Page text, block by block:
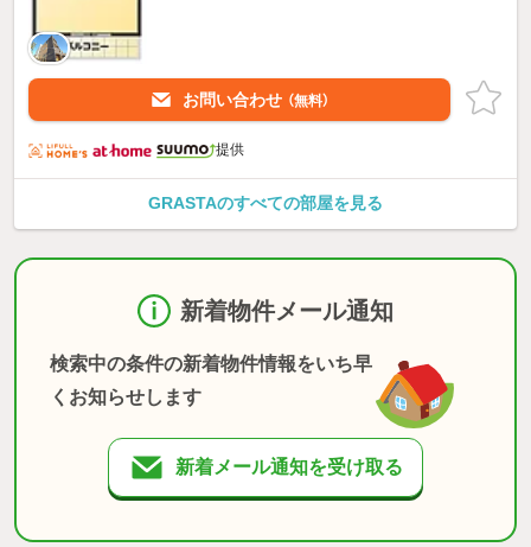
お問い合わせ （無料）
提供
GRASTAのすべての部屋を見る
新着物件メール通知
検索中の条件の新着物件情報をいち早
くお知らせします
新着メール通知を受け取る